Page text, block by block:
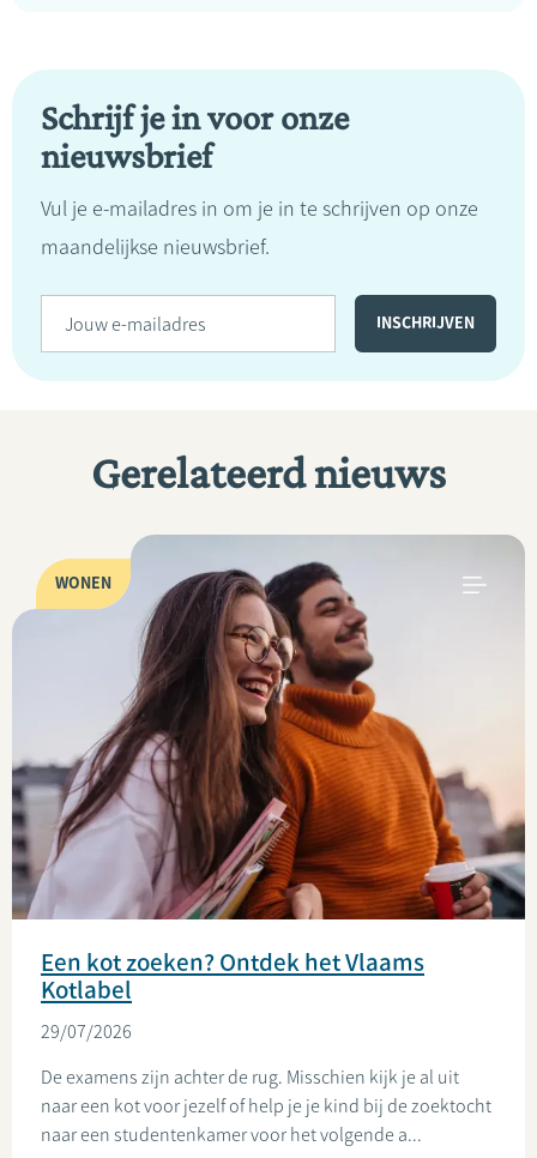
Schrijf je in voor onze
nieuwsbrief
Vul je e-mailadres in om je in te schrijven op onze
maandelijkse nieuwsbrief.
Gerelateerd nieuws
WONEN
Een kot zoeken? Ontdek het Vlaams
Kotlabel
29/07/2026
De examens zijn achter de rug. Misschien kijk je al uit
naar een kot voor jezelf of help je je kind bij de zoektocht
naar een studentenkamer voor het volgende a...